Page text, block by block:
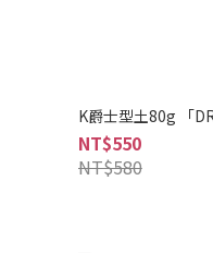
K爵士型土80g 「
NT$550
NT$580